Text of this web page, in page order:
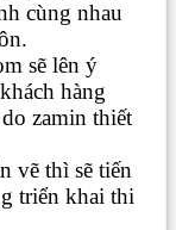
cùng nhau
sẽ lên ý
hàng
zamin thiết
vẽ thì sẽ tiến
triển khai thi